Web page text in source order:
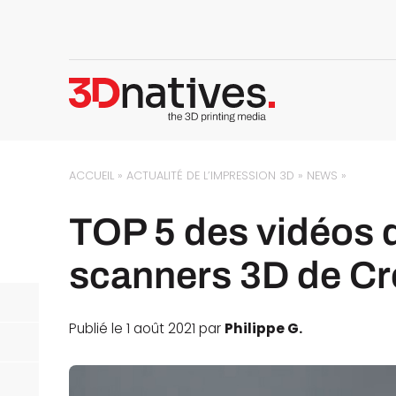
ACCUEIL »ACTUALITÉ DE L’IMPRESSION 3D » NEWS »
TOP 5 des vidéos
scanners 3D de
Publié le 1 août 2021 par Philippe G.